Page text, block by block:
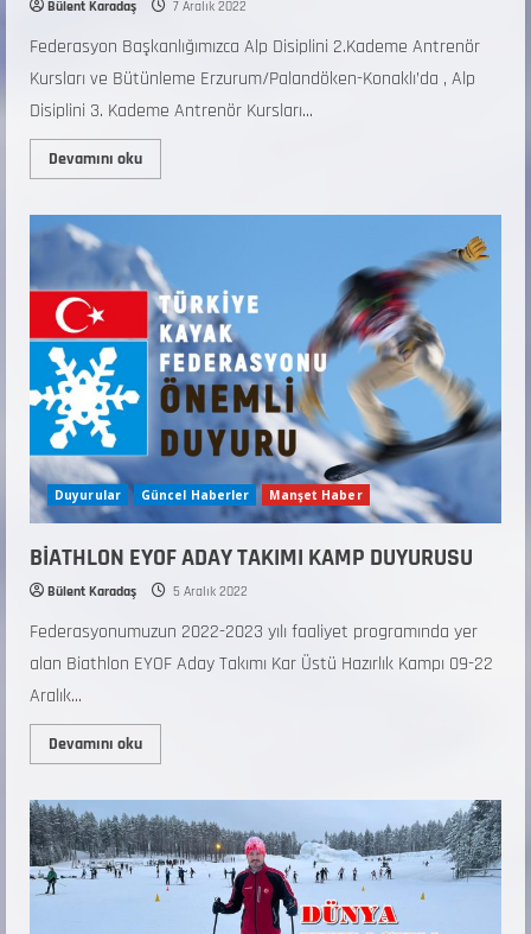
Bülent Karadaş 7 Aralık 2022
Federasyon Başkanlığımızca Alp Disiplini 2.Kademe Antrenör
Kursları ve Bütünleme Erzurum/Palandöken-Konaklı’da , Alp
Disiplini 3. Kademe Antrenör Kursları...
Devamını oku
Duyurular Güncel Haberler Manşet Haber
BİATHLON EYOF ADAY TAKIMI KAMP DUYURUSU
Bülent Karadaş 5 Aralık 2022
Federasyonumuzun 2022-2023 yılı faaliyet programında yer
alan Biathlon EYOF Aday Takımı Kar Üstü Hazırlık Kampı 09-22
Aralık...
Devamını oku